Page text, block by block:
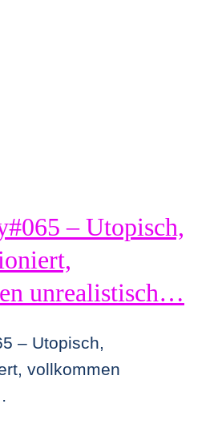
– Utopisch,
unrealistisch…
– Utopisch,
vollkommen